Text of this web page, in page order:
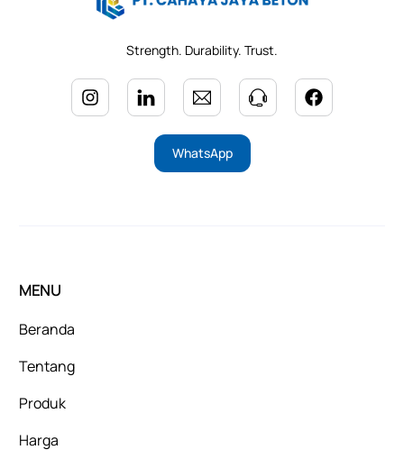
Strength. Durability. Trust.
WhatsApp
MENU
Beranda
Tentang
Produk
Harga